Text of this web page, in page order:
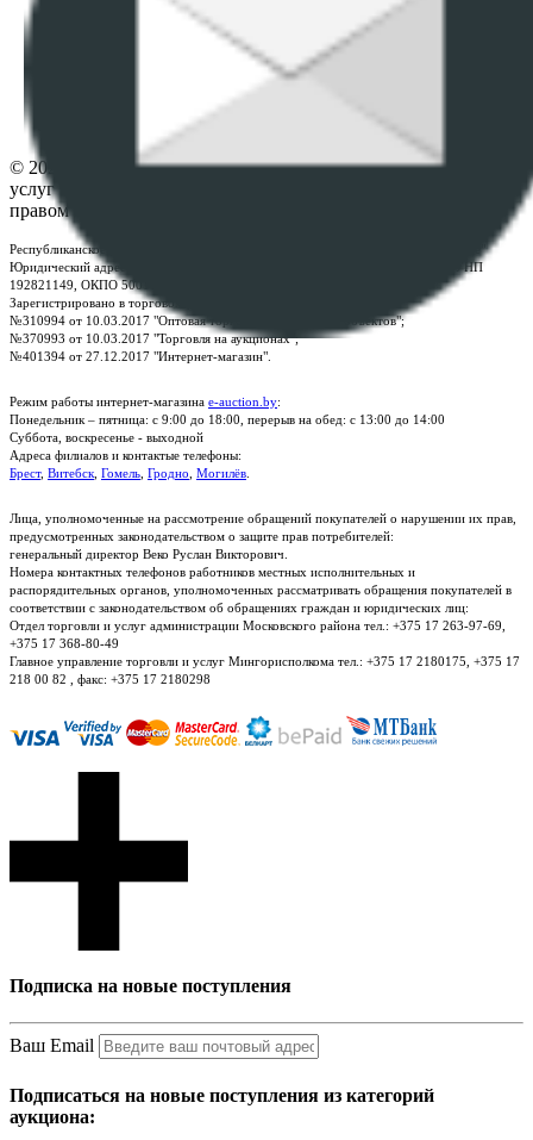
ПОЛОЖЕНИЕ О ПОЛИТИКЕ ОБРАБОТКИ COOKIE-
Настройки cookie-файлов
© 2026 Республиканское унитарное предприятие по оказанию
услуг "БелЮрОбеспечение" - Все права защищены авторским
правом
Республиканское унитарное предприятие по оказанию услуг "БелЮрОбеспечение"
Юридический адрес: г. Минск, пр-т. Дзержинского, 1Б, e-mail:
, УНП
192821149, ОКПО 500111895000
Зарегистрировано в торговом реестре Республики Беларусь:
№310994 от 10.03.2017 "Оптовая торговля без торговых объектов";
№370993 от 10.03.2017 "Торговля на аукционах";
№401394 от 27.12.2017 "Интернет-магазин".
Режим работы интернет-магазина e-auction.by:
Понедельник – пятница: с 9:00 до 18:00, перерыв на обед: с 13:00 до 14:00
Суббота, воскресенье - выходной
Адреса филиалов и контактые телефоны:
Брест, Витебск Гомель Гродно Могилёв
Лица, уполномоченные на рассмотрение обращений покупателей о нарушении их прав,
предусмотренных законодательством о защите прав потребителей:
генеральный директор Веко Руслан Викторович.
Номера контактных телефонов работников местных исполнительных и
распорядительных органов, уполномоченных рассматривать обращения покупателей в
соответствии с законодательством об обращениях граждан и юридических лиц:
Отдел торговли и услуг администрации Московского района тел.: +375 17 263-97-69,
+375 17 368-80-49
Главное управление торговли и услуг Мингорисполкома тел.: +375 17 2180175, +375 17
218 00 82 , факс: +375 17 2180298
Подписка на новые поступления
Ваш Email
Подписаться на новые поступления из категорий
аукциона: